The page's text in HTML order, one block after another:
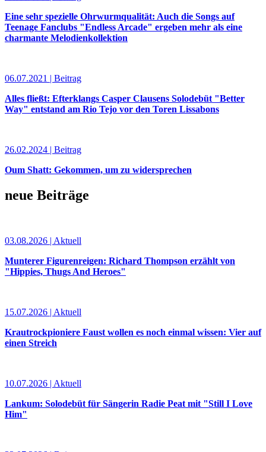
Eine sehr spezielle Ohrwurmqualität: Auch die Songs auf
Teenage Fanclubs "Endless Arcade" ergeben mehr als eine
charmante Melodienkollektion
06.07.2021 | Beitrag
Alles fließt: Efterklangs Casper Clausens Solodebüt "Better
Way" entstand am Rio Tejo vor den Toren Lissabons
26.02.2024 | Beitrag
Oum Shatt: Gekommen, um zu widersprechen
neue Beiträge
03.08.2026 | Aktuell
Munterer Figurenreigen: Richard Thompson erzählt von
"Hippies, Thugs And Heroes"
15.07.2026 | Aktuell
Krautrockpioniere Faust wollen es noch einmal wissen: Vier auf
einen Streich
10.07.2026 | Aktuell
Lankum: Solodebüt für Sängerin Radie Peat mit "Still I Love
Him"